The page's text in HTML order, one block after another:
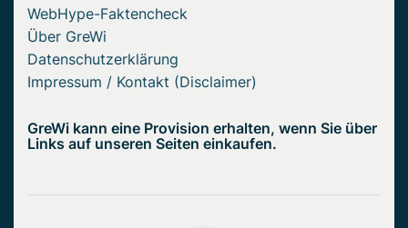
WebHype-Faktencheck
Über GreWi
Datenschutzerklärung
Impressum / Kontakt (Disclaimer)
GreWi kann eine Provision erhalten, wenn Sie über
Links auf unseren Seiten einkaufen.